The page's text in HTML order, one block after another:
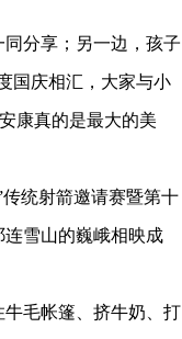
分享；另一边，孩子
国庆相汇，大家与小
康真的是最大的美
统射箭邀请赛暨第十
雪山的巍峨相映成
毛帐篷、挤牛奶、打